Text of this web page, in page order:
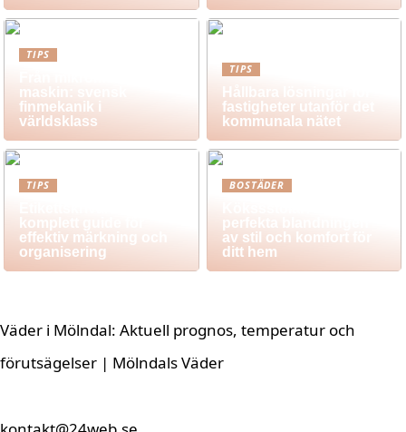
TIPS
maskin: svensk
finmekanik i
världsklass
TIPS
Hållbara lösningar för
fastigheter utanför det
kommunala nätet
TIPS
komplett guide för
effektiv märkning och
organisering
BOSTÄDER
perfekta blandningen
av stil och komfort för
ditt hem
Väder i Mölndal: Aktuell prognos, temperatur och
förutsägelser | Mölndals Väder